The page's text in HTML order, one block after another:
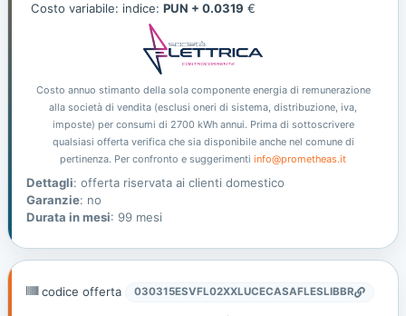
Costo variabile: indice: PUN + 0.0319 €
Costo annuo stimanto della sola componente energia di remunerazione
alla società di vendita (esclusi oneri di sistema, distribuzione, iva,
imposte) per consumi di 2700 kWh annui. Prima di sottoscrivere
qualsiasi offerta verifica che sia disponibile anche nel comune di
pertinenza. Per confronto e suggerimenti info@prometheas.it
Dettagli: offerta riservata ai clienti domestico
Garanzie: no
Durata in mesi: 99 mesi
codice offerta 030315ESVFL02XXLUCECASAFLESLIBBR